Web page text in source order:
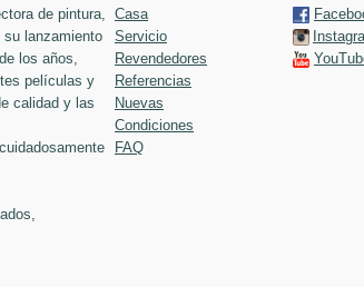
de pintura,
lanzamiento
los años,
películas y
calidad y las
Casa
Servicio
Revendedores
Referencias
Nuevas
Condiciones
FAQ